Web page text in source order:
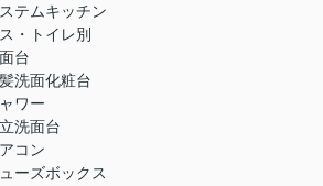
テムキッチン
・トイレ別
台
洗面化粧台
ワー
洗面台
コン
ーズボックス